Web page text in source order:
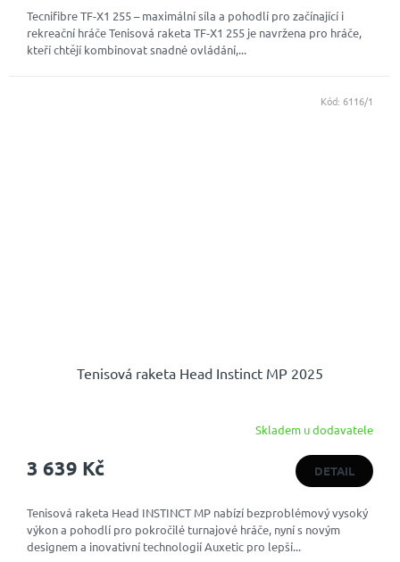
Tecnifibre TF-X1 255 – maximální síla a pohodlí pro začínající i
rekreační hráče Tenisová raketa TF-X1 255 je navržena pro hráče,
kteří chtějí kombinovat snadné ovládání,...
Tenisová raketa Head Instinct MP 2025
Skladem u dodavatele
3 639 Kč DETAIL
Tenisová raketa Head INSTINCT MP nabízí bezproblémový vysoký
výkon a pohodlí pro pokročilé turnajové hráče, nyní s novým
designem a inovativní technologií Auxetic pro lepší...
Kód: 6116/1